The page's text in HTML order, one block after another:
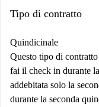
Tipo di contratto
Quindicinale
Questo tipo di
fai il check in durante
addebitata solo la
durante la seconda